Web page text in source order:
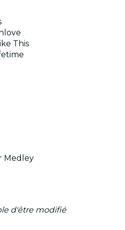
This
Medley
d'être modifié